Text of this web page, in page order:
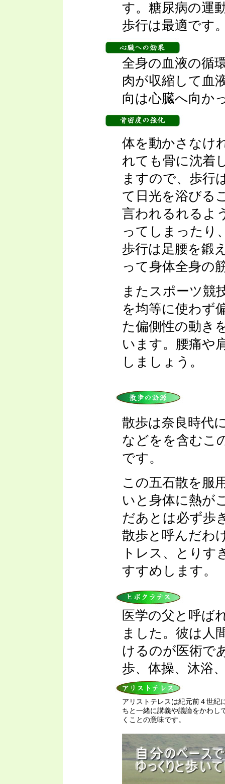
す。糖尿病の運
歩行は最適です
全身の血液の循
肉が収縮して血
向は心臓へ向か
体を動かさなけ
れても骨に沈着
ますので、歩行
て日光を浴びる
言われるれるよ
ってしまったり
歩行は足腰を鍛
って身体全身の
またスポーツ競
を均等に使わず
た偏側性の動き
います。腰痛や
しましょう。
散歩は奈良時代
などをを含むこ
です。
この五石散を服
いと身体に熱が
だあとは必ず歩
散歩と呼んだわ
トレス、とりす
すすめします。
医学の父と呼ば
ました。彼は人
けるのが医術で
歩、体操、沐浴
アリストテレスは紀元前４世紀
ちと一緒に講義や議論をかわし
くことの意味です。